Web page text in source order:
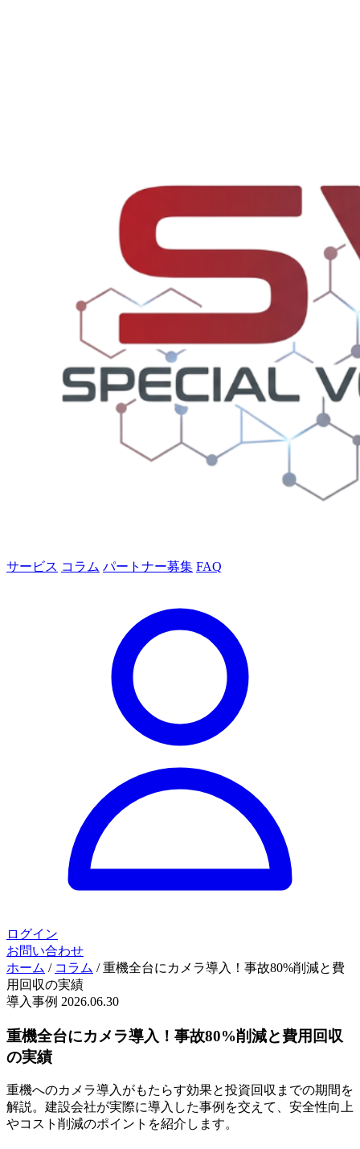
サービス コラム パートナー募集 FAQ
ログイン
お問い合わせ
ホーム / コラム / 重機全台にカメラ導入！事故80%削減と費
用回収の実績
導入事例 2026.06.30
重機全台にカメラ導入！事故80%削減と費用回収
の実績
重機へのカメラ導入がもたらす効果と投資回収までの期間を
解説。建設会社が実際に導入した事例を交えて、安全性向上
やコスト削減のポイントを紹介します。